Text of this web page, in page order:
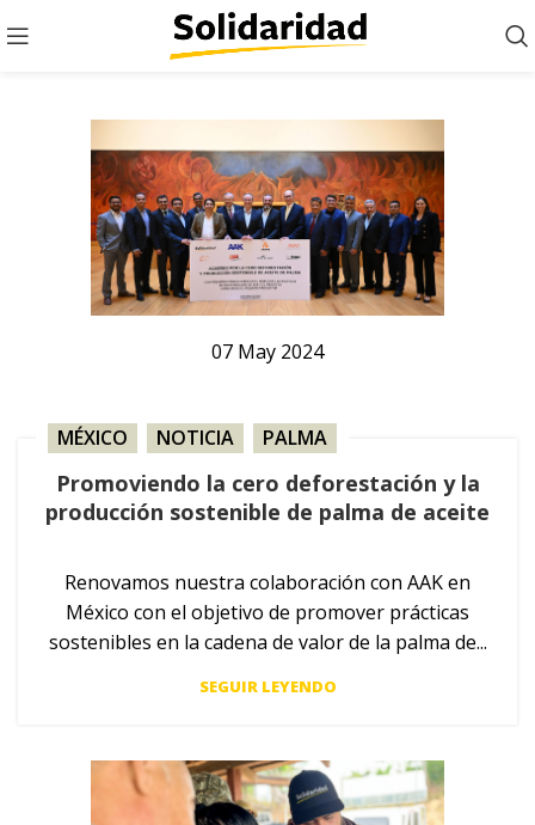
07 May 2024
MÉXICO NOTICIA PALMA
Promoviendo la cero deforestación y la
producción sostenible de palma de aceite
Renovamos nuestra colaboración con AAK en
México con el objetivo de promover prácticas
sostenibles en la cadena de valor de la palma de...
SEGUIR LEYENDO